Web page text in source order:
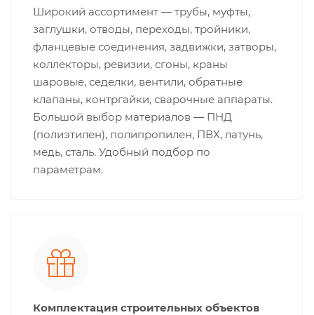
Широкий ассортимент — трубы, муфты,
заглушки, отводы, переходы, тройники,
фланцевые соединения, задвижки, затворы,
коллекторы, ревизии, сгоны, краны
шаровые, седелки, вентили, обратные
клапаны, контргайки, сварочные аппараты.
Большой выбор материалов — ПНД
(полиэтилен), полипропилен, ПВХ, латунь,
медь, сталь. Удобный подбор по
параметрам.
Комплектация строительных объектов